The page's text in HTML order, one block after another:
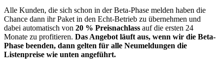
Alle Kunden, die sich schon in der Beta-Phase melden haben die
Chance dann ihr Paket in den Echt-Betrieb zu übernehmen und
dabei automatisch von 20 % Preisnachlass auf die ersten 24
Monate zu profitieren. Das Angebot läuft aus, wenn wir die Beta-
Phase beenden, dann gelten für alle Neumeldungen die
Listenpreise wie unten angeführt.